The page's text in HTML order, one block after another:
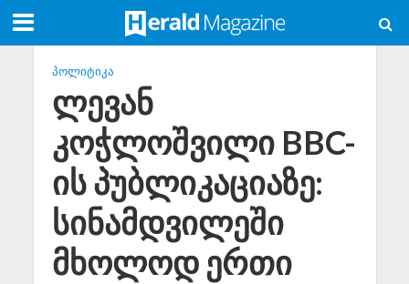
ᲞᲝᲚᲘᲢᲘᲙᲐ
ლევან
კოჭლოშვილი BBC-
ის პუბლიკაციაზე:
სინამდვილეში
მხოლოდ ერთი